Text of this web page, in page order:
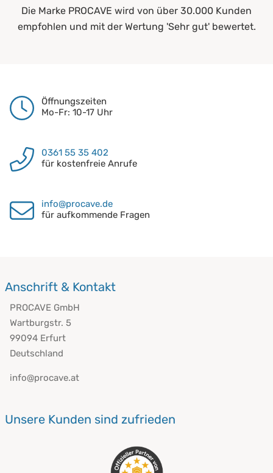
Die Marke PROCAVE wird von über 30.000 Kunden
empfohlen und mit der Wertung 'Sehr gut' bewertet.
Öffnungszeiten
Mo-Fr: 10-17 Uhr
0361 55 35 402
für kostenfreie Anrufe
info@procave.de
für aufkommende Fragen
Anschrift & Kontakt
PROCAVE GmbH
Wartburgstr. 5
99094 Erfurt
Deutschland
info@procave.at
Unsere Kunden sind zufrieden